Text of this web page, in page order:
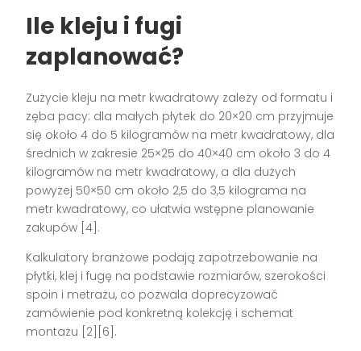
Ile kleju i fugi
zaplanować?
Zużycie kleju na metr kwadratowy zależy od formatu i
zęba pacy: dla małych płytek do 20×20 cm przyjmuje
się około 4 do 5 kilogramów na metr kwadratowy, dla
średnich w zakresie 25×25 do 40×40 cm około 3 do 4
kilogramów na metr kwadratowy, a dla dużych
powyżej 50×50 cm około 2,5 do 3,5 kilograma na
metr kwadratowy, co ułatwia wstępne planowanie
zakupów [4].
Kalkulatory branżowe podają zapotrzebowanie na
płytki, klej i fugę na podstawie rozmiarów, szerokości
spoin i metrażu, co pozwala doprecyzować
zamówienie pod konkretną kolekcję i schemat
montażu [2][6].